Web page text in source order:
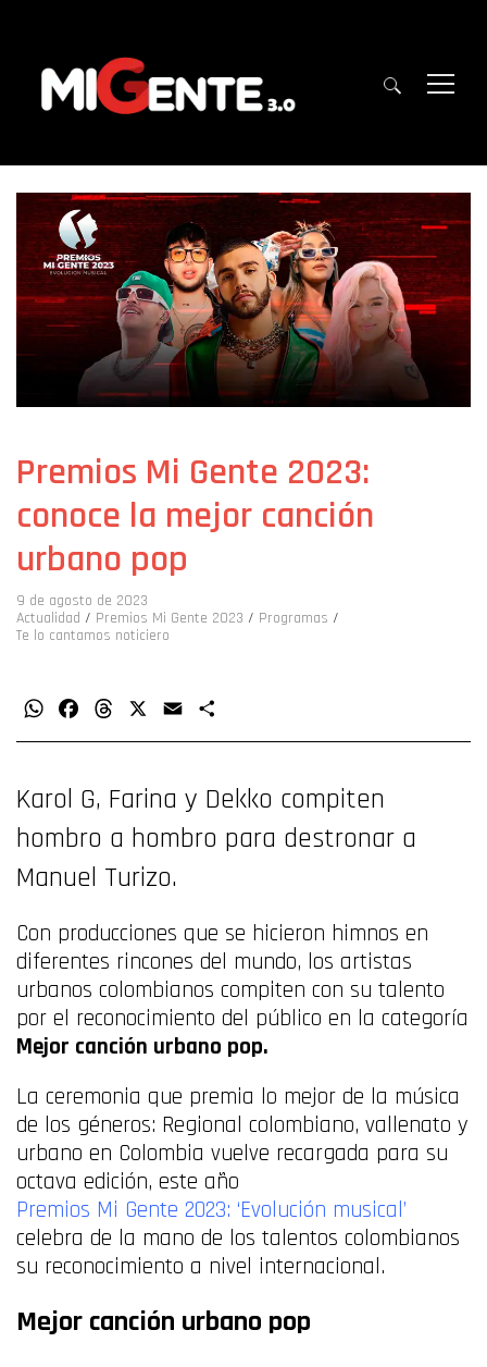
Premios Mi Gente 2023:
conoce la mejor canción
urbano pop
9 de agosto de 2023
Actualidad / Premios Mi Gente 2023 / Programas /
Te lo cantamos noticiero
WhatsAppFacebookThreads Email
Karol G, Farina y Dekko compiten
hombro a hombro para destronar a
Manuel Turizo.
Con producciones que se hicieron himnos en
diferentes rincones del mundo, los artistas
urbanos colombianos compiten con su talento
por el reconocimiento del público en la categoría
Mejor canción urbano pop.
La ceremonia que premia lo mejor de la música
de los géneros: Regional colombiano, vallenato y
urbano en Colombia vuelve recargada para su
octava edición, este año
Premios Mi Gente 2023: ‘Evolución musical’
celebra de la mano de los talentos colombianos
su reconocimiento a nivel internacional.
Mejor canción urbano pop